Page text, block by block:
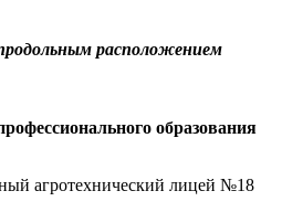
расположением
образования
агротехнический лицей №18